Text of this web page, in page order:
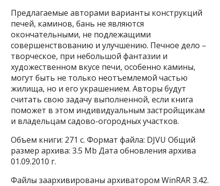
Предлагаемые авторами варианты конструкций
печей, каминов, бань не являются
окончательными, не подлежащими
совершенствованию и улучшению. Печное дело –
творческое, при небольшой фантазии и
художественном вкусе печи, особенно камины,
могут быть не только неотъемлемой частью
жилища, но и его украшением. Авторы будут
считать свою задачу выполненной, если книга
поможет в этом индивидуальным застройщикам
и владельцам садово-огородных участков.
Объем книги: 271 с. Формат файла: DJVU Общий
размер архива: 3.5 Mb Дата обновления архива
01.09.2010 г.
Файлы заархивированы архиватором WinRAR 3.42.